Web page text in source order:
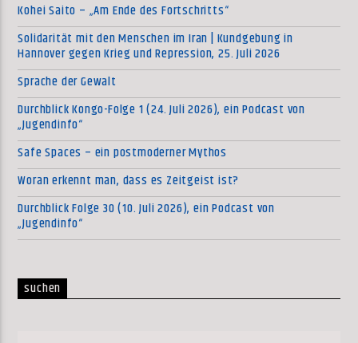
Kohei Saito – „Am Ende des Fortschritts“
Solidarität mit den Menschen im Iran | Kundgebung in
Hannover gegen Krieg und Repression, 25. Juli 2026
Sprache der Gewalt
Durchblick Kongo-Folge 1 (24. Juli 2026), ein Podcast von
„Jugendinfo“
Safe Spaces – ein postmoderner Mythos
Woran erkennt man, dass es Zeitgeist ist?
Durchblick Folge 30 (10. Juli 2026), ein Podcast von
„Jugendinfo“
suchen